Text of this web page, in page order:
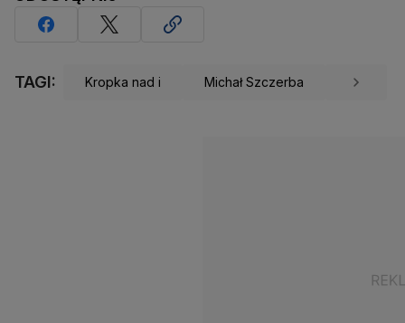
TAGI: Kropka nad i Michał Szczerba